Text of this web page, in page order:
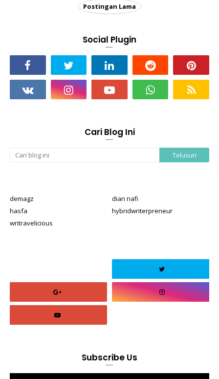
Postingan Lama
Social Plugin
Cari Blog Ini
demagz
dian nafi
hasfa
hybridwriterpreneur
writravelicious
Subscribe Us